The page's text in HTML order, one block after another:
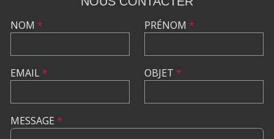
NOM *
EMAIL*
PRÉNOM *
OBJET *
MESSAGE *